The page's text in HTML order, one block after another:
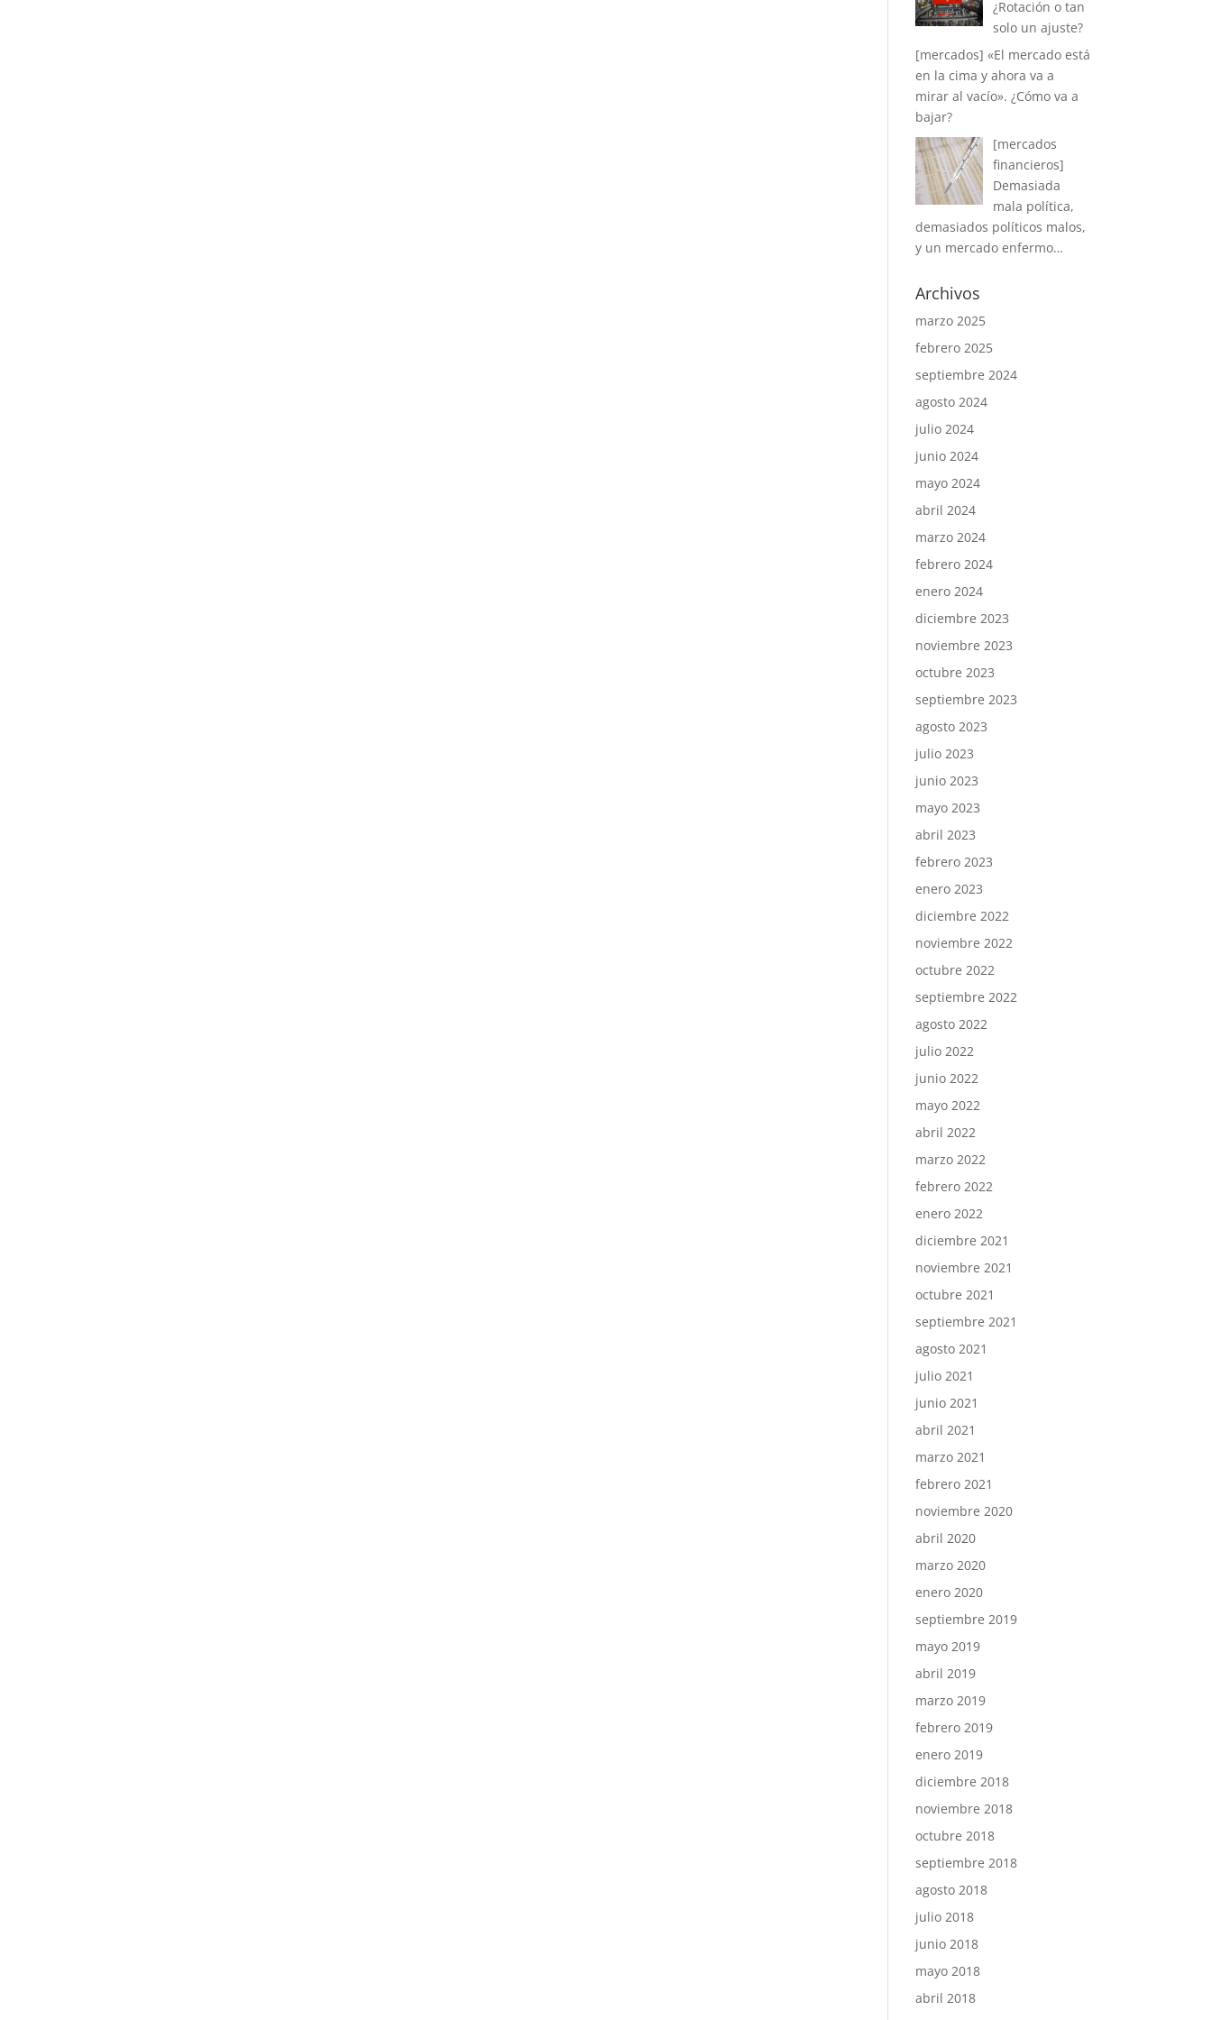
¿Rotación o tan
solo un ajuste?
[mercados] «El mercado está
en la cima y ahora va a
mirar al vacío». ¿Cómo va a
bajar?
[mercados
financieros]
Demasiada
mala política,
demasiados políticos malos,
y un mercado enfermo…
Archivos
marzo 2025
febrero 2025
septiembre 2024
agosto 2024
julio 2024
junio 2024
mayo 2024
abril 2024
marzo 2024
febrero 2024
enero 2024
diciembre 2023
noviembre 2023
octubre 2023
septiembre 2023
agosto 2023
julio 2023
junio 2023
mayo 2023
abril 2023
febrero 2023
enero 2023
diciembre 2022
noviembre 2022
octubre 2022
septiembre 2022
agosto 2022
julio 2022
junio 2022
mayo 2022
abril 2022
marzo 2022
febrero 2022
enero 2022
diciembre 2021
noviembre 2021
octubre 2021
septiembre 2021
agosto 2021
julio 2021
junio 2021
abril 2021
marzo 2021
febrero 2021
noviembre 2020
abril 2020
marzo 2020
enero 2020
septiembre 2019
mayo 2019
abril 2019
marzo 2019
febrero 2019
enero 2019
diciembre 2018
noviembre 2018
octubre 2018
septiembre 2018
agosto 2018
julio 2018
junio 2018
mayo 2018
abril 2018